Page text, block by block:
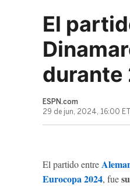
El
durante
ESPN.com
29 de jun, 2024, 16:00 ET
El partido entre
Eurocopa 2024, fue